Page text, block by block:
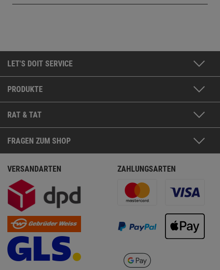
LET'S DOIT SERVICE
PRODUKTE
RAT & TAT
FRAGEN ZUM SHOP
VERSANDARTEN ZAHLUNGSARTEN